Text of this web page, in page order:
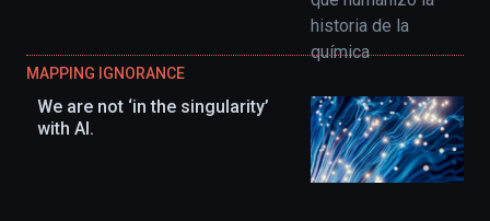
MAPPING IGNORANCE
We are not ‘in the singularity’
with AI.